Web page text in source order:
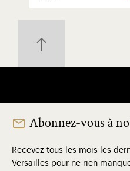
Abonnez-vous à
Recevez tous les mois les
Versailles pour ne rien